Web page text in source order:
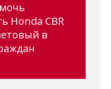
Honda CBR
в